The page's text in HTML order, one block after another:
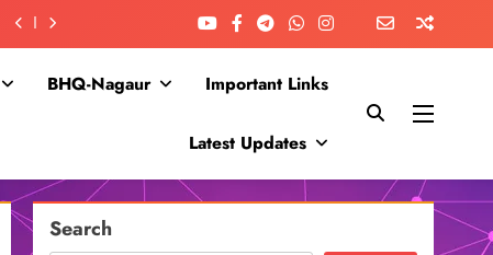
BHQ-Nagaur Important Links
Latest Updates
Search